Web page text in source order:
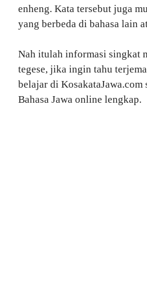
enheng. Kata tersebut juga
yang berbeda di bahasa lain
Nah itulah informasi singkat
tegese, jika ingin tahu
belajar di KosakataJawa.com
Bahasa Jawa online lengkap.